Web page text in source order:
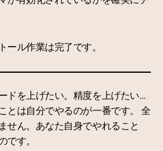
ール作業は完了です。
ドを上げたい。精度を上げたい…
とは自分でやるのが一番です。 全
せん。あなた自身でやれること
です。